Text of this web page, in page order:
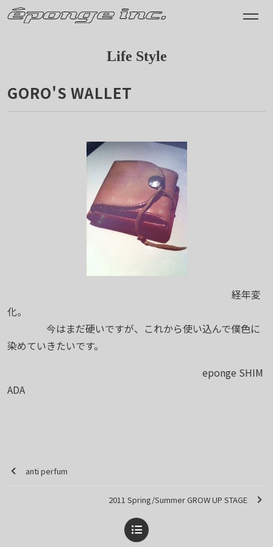
Life Style
GORO'S WALLET
経年変
化。
今はまだ硬いですが、これから使い込んで僕色に
染めていきたいです。
eponge SHIM
ADA
anti perfum
2011 Spring/Summer GROW UP STAGE